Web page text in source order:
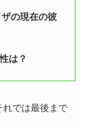
の現在の彼
は？
れでは最後まで